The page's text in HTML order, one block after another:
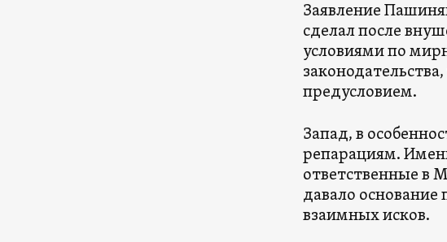
Заявление
сделал после
условиями по
предусловием.
Запад, в
репарациям.
ответственные в
давало
взаимных исков.